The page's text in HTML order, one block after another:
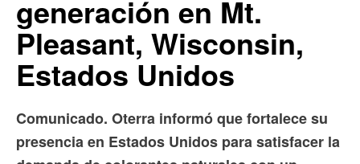
generación en Mt.
Pleasant, Wisconsin,
Estados Unidos
Comunicado. Oterra informó que fortalece su
presencia en Estados Unidos para satisfacer la